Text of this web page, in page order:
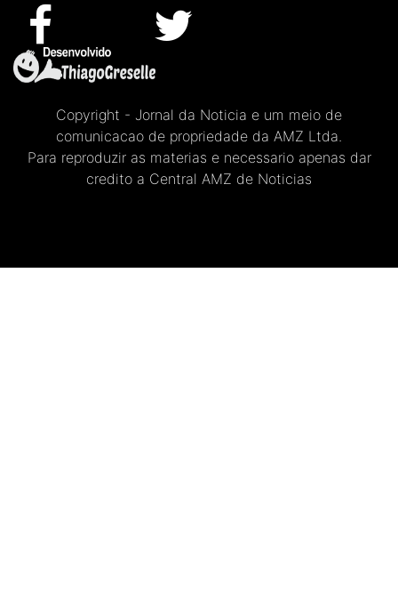
Copyright - Jornal da Noticia e um meio de
comunicacao de propriedade da AMZ Ltda.
Para reproduzir as materias e necessario apenas dar
credito a Central AMZ de Noticias